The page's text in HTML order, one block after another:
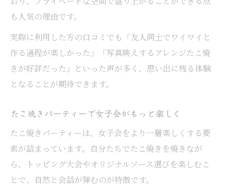
も人気の理由です。
実際に利用した方の口コミでも「友人同士でワイワイと
作る過程が楽しかった」「写真映えするアレンジたこ焼
きが好評だった」といった声が多く、思い出に残る体験
となることが期待できます。
たこ焼きパーティーで女子会がもっと楽しく
たこ焼きパーティーは、女子会をより一層楽しくする要
素が詰まっています。自分たちでたこ焼きを焼きなが
ら、トッピング大会やオリジナルソース選びを楽しむこ
とで、自然と会話が弾むのが特徴です。